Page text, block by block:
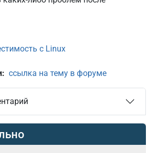
с Linux
ссылка на тему в форуме